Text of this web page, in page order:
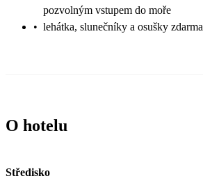
pozvolným vstupem do moře
• lehátka, slunečníky a osušky zdarma
O hotelu
Středisko